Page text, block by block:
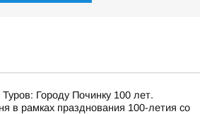
Городу Починку 100 лет.
в рамках празднования 100-летия со